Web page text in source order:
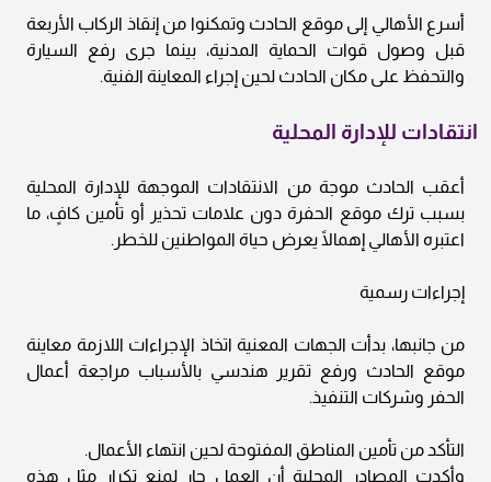
أسرع الأهالي إلى موقع الحادث وتمكنوا من إنقاذ الركاب الأربعة
قبل وصول قوات الحماية المدنية، بينما جرى رفع السيارة
والتحفظ على مكان الحادث لحين إجراء المعاينة الفنية.
انتقادات للإدارة المحلية
أعقب الحادث موجة من الانتقادات الموجهة للإدارة المحلية
بسبب ترك موقع الحفرة دون علامات تحذير أو تأمين كافٍ، ما
اعتبره الأهالي إهمالًا يعرض حياة المواطنين للخطر.
إجراءات رسمية
من جانبها، بدأت الجهات المعنية اتخاذ الإجراءات اللازمة معاينة
موقع الحادث ورفع تقرير هندسي بالأسباب مراجعة أعمال
الحفر وشركات التنفيذ.
التأكد من تأمين المناطق المفتوحة لحين انتهاء الأعمال.
وأكدت المصادر المحلية أن العمل جارٍ لمنع تكرار مثل هذه